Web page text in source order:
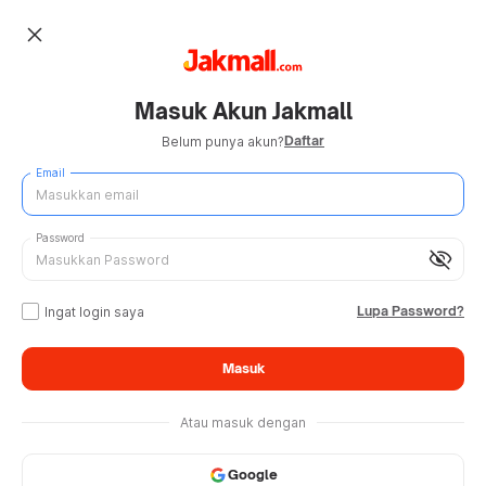
close
Masuk Akun Jakmall
Belum punya akun?Daftar
Email
visibility_off
Password
Ingat login saya Lupa Password?
Masuk
Atau masuk dengan
Google